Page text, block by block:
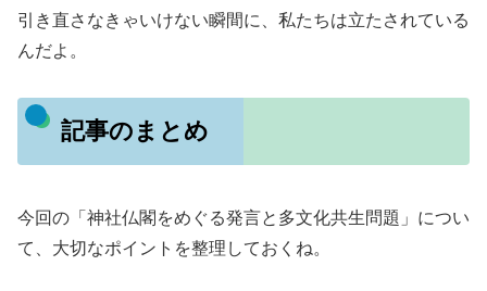
引き直さなきゃいけない瞬間に、私たちは立たされている
んだよ。
記事のまとめ
今回の「神社仏閣をめぐる発言と多文化共生問題」につい
て、大切なポイントを整理しておくね。